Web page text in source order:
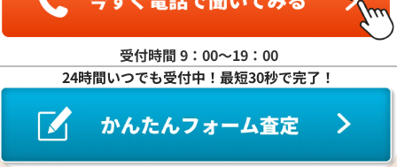
受付時間 9：00〜19：00
24時間いつでも受付中！最短30秒で完了！